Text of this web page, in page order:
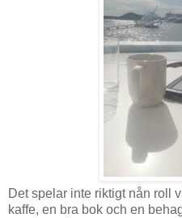
Det spelar inte riktigt nån roll
kaffe, en bra bok och en